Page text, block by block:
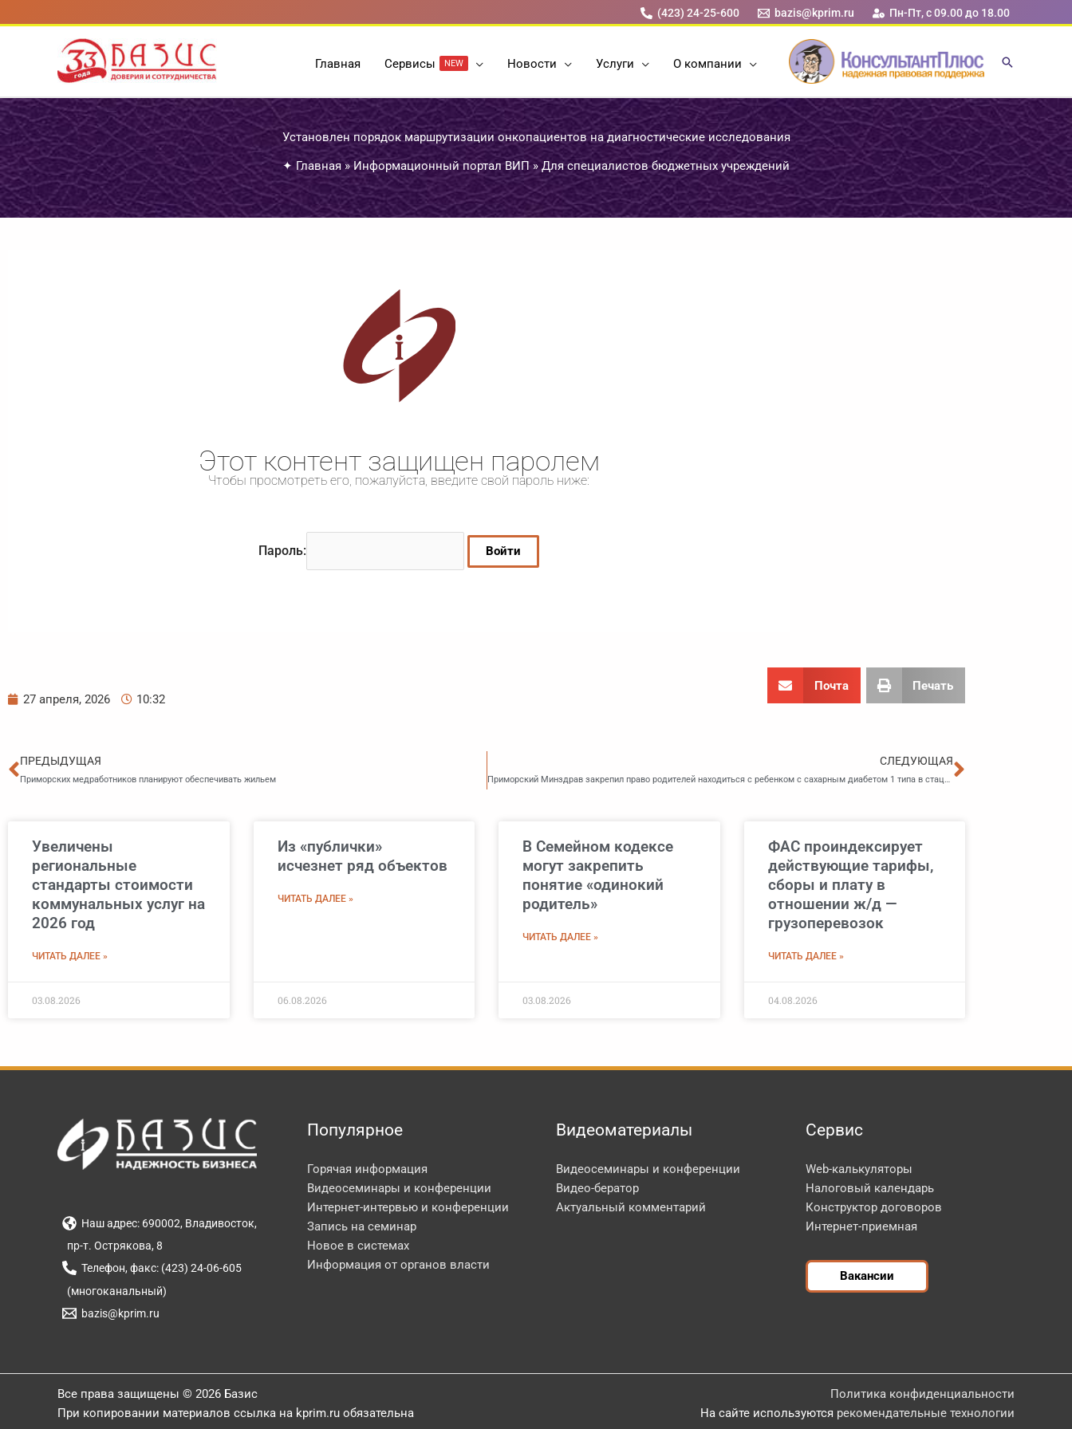
к
содержимому
(423) 24-25-600 bazis@kprim.ru Пн-Пт, с 09.00 до 18.00
Главная Cервисы NEW Новости Услуги О компании
Установлен порядок маршрутизации онкопациентов на диагностические исследования
✦ Главная»Информационный портал ВИП» Для специалистов бюджетных учреждений
Этот контент защищен паролем
Чтобы просмотреть его, пожалуйста, введите свой пароль ниже:
Пароль:
27 апреля, 2026 10:32
Почта Печать
Пред
ПРЕДЫДУЩАЯ
Приморских медработников планируют обеспечивать жильем
СЛЕДУЮЩАЯ
Приморский Минздрав закрепил право родителей находиться с ребенком с сахарным диабетом 1 типа в стационаре
Увеличены
региональные
стандарты стоимости
коммунальных услуг на
2026 год
ЧИТАТЬ ДАЛЕЕ »
03.08.2026
Из «публички»
исчезнет ряд объектов
ЧИТАТЬ ДАЛЕЕ »
06.08.2026
В Семейном кодексе
могут закрепить
понятие «одинокий
родитель»
ЧИТАТЬ ДАЛЕЕ »
03.08.2026
ФАС проиндексирует
действующие тарифы,
сборы и плату в
отношении ж/д —
грузоперевозок
ЧИТАТЬ ДАЛЕЕ »
04.08.2026
Наш адрес: 690002, Владивосток,
пр-т. Острякова, 8
Телефон, факс: (423) 24-06-605
(многоканальный)
bazis@kprim.ru
Популярное
Горячая информация
Видеосеминары и конференции
Интернет-интервью и конференции
Запись на семинар
Новое в системах
Информация от органов власти
Видеоматериалы
Видеосеминары и конференции
Видео-бератор
Актуальный комментарий
Сервис
Web-калькуляторы
Налоговый календарь
Конструктор договоров
Интернет-приемная
Вакансии
Все права защищены © 2026 Базис
При копировании материалов ссылка на kprim.ru обязательна
Политика конфиденциальности
На сайте используются рекомендательные технологии